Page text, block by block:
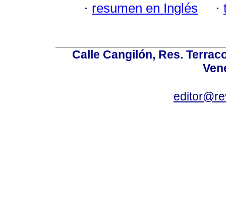
· resumen en Inglés ·
Calle Cangilón, Res.